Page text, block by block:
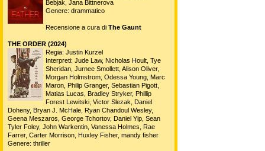
Bebjak, Jana Bittnerova
Genere: drammatico
Recensione a cura di The Gaunt
THE ORDER (2024)
Regia: Justin Kurzel
Interpreti: Jude Law, Nicholas Hoult, Tye
Sheridan, Jurnee Smollett, Alison Oliver,
Morgan Holmstrom, Odessa Young, Marc
Maron, Philip Granger, Sebastian Pigott,
Matias Lucas, Bradley Stryker, Phillip
Forest Lewitski, Victor Slezak, Daniel
Doheny, Bryan J. McHale, Ryan Chandoul Wesley,
Geena Meszaros, George Tchortov, Daniel Yip, Sean
Tyler Foley, John Warkentin, Vanessa Holmes, Rae
Farrer, Carter Morrison, Huxley Fisher, mandy fisher
Genere: thriller